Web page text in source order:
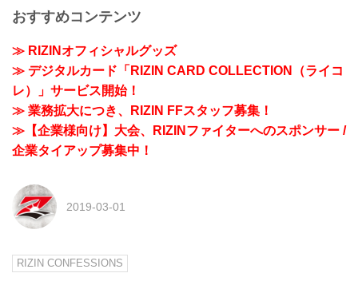
おすすめコンテンツ
≫ RIZINオフィシャルグッズ
≫ デジタルカード「RIZIN CARD COLLECTION（ライコ
レ）」サービス開始！
≫ 業務拡大につき、RIZIN FFスタッフ募集！
≫【企業様向け】大会、RIZINファイターへのスポンサー /
企業タイアップ募集中！
2019-03-01
RIZIN CONFESSIONS